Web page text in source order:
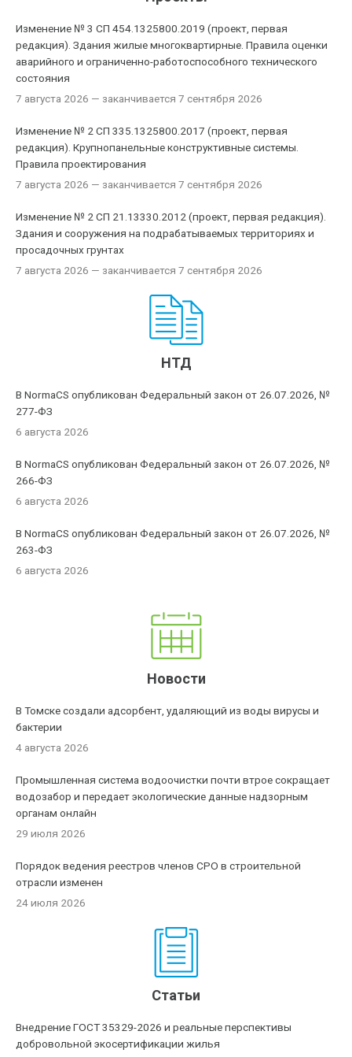
Изменение № 3 СП 454.1325800.2019 (проект, первая
редакция). Здания жилые многоквартирные. Правила оценки
аварийного и ограниченно-работоспособного технического
состояния
7 августа 2026 — заканчивается 7 сентября 2026
Изменение № 2 СП 335.1325800.2017 (проект, первая
редакция). Крупнопанельные конструктивные системы.
Правила проектирования
7 августа 2026 — заканчивается 7 сентября 2026
Изменение № 2 СП 21.13330.2012 (проект, первая редакция).
Здания и сооружения на подрабатываемых территориях и
просадочных грунтах
7 августа 2026 — заканчивается 7 сентября 2026
НТД
В NormaCS опубликован Федеральный закон от 26.07.2026, №
277-ФЗ
6 августа 2026
В NormaCS опубликован Федеральный закон от 26.07.2026, №
266-ФЗ
6 августа 2026
В NormaCS опубликован Федеральный закон от 26.07.2026, №
263-ФЗ
6 августа 2026
Новости
В Томске создали адсорбент, удаляющий из воды вирусы и
бактерии
4 августа 2026
Промышленная система водоочистки почти втрое сокращает
водозабор и передает экологические данные надзорным
органам онлайн
29 июля 2026
Порядок ведения реестров членов СРО в строительной
отрасли изменен
24 июля 2026
Статьи
Внедрение ГОСТ 35329-2026 и реальные перспективы
добровольной экосертификации жилья